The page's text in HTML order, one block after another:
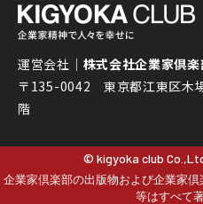
運営会社｜ 株式会社企業家倶楽
〒135-0042 東京都江東区木
階
© kigyoka club
企業家倶楽部の出版物および企業家
等はすべて